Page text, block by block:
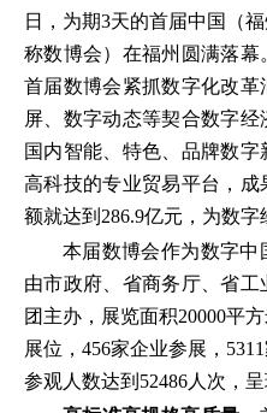
日，为期3天的首届中国（
称数博会）在福州圆满落幕
首届数博会紧抓数字化改
屏、数字动态等契合数字
国内智能、特色、品牌数
高科技的专业贸易平台，
额就达到286.9亿元，为数字
本届数博会作为数字中
由市政府、省商务厅、省
团主办，展览面积20000平
展位，456家企业参展，
参观人数达到52486人次，呈